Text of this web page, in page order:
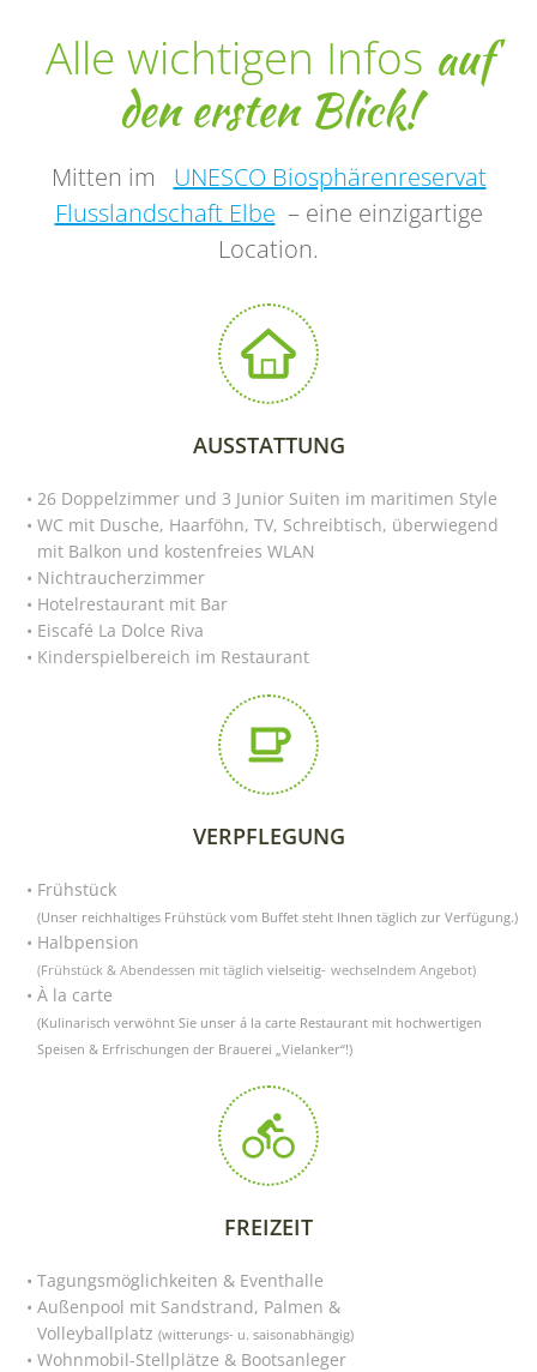
Alle wichtigen Infos auf
den ersten Blick!
Mitten im
UNESCO Biosphärenreservat
Flusslandschaft Elbe – eine einzigartige
Location.
AUSSTATTUNG
26 Doppelzimmer und 3 Junior Suiten im maritimen Style
WC mit Dusche, Haarföhn, TV, Schreibtisch, überwiegend
mit Balkon und kostenfreies WLAN
Nichtraucherzimmer
Hotelrestaurant mit Bar
Eiscafé La Dolce Riva
Kinderspielbereich im Restaurant
VERPFLEGUNG
Frühstück
(Unser reichhaltiges Frühstück vom Buffet steht Ihnen täglich zur Verfügung.)
Halbpension
(Frühstück & Abendessen mit täglich vielseitig- wechselndem Angebot)
À la carte
(Kulinarisch verwöhnt Sie unser á la carte Restaurant mit hochwertigen
Speisen & Erfrischungen der Brauerei „Vielanker“!)
FREIZEIT
Tagungsmöglichkeiten & Eventhalle
Außenpool mit Sandstrand, Palmen &
Volleyballplatz (witterungs- u. saisonabhängig)
Wohnmobil-Stellplätze & Bootsanleger